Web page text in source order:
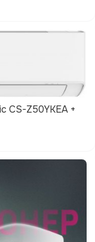
CS-Z50YKEA +